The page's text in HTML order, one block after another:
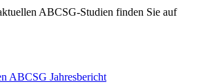
ABCSG-Studien finden Sie auf
ABCSG Jahresbericht